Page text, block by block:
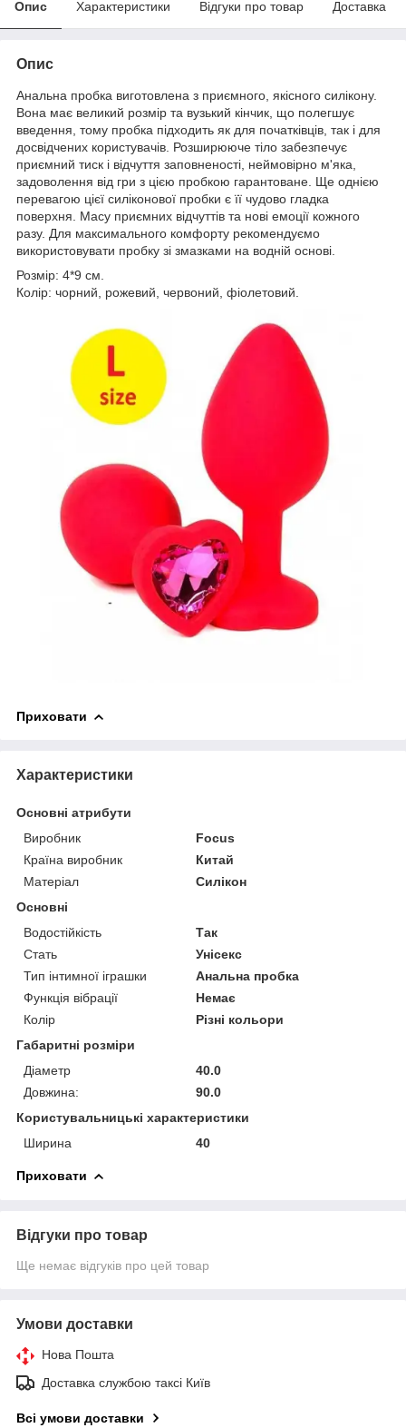
Опис Характеристики Відгуки про товар Доставка
Опис
Анальна пробка виготовлена з приємного, якісного силікону.
Вона має великий розмір та вузький кінчик, що полегшує
введення, тому пробка підходить як для початківців, так і для
досвідчених користувачів. Розширююче тіло забезпечує
приємний тиск і відчуття заповненості, неймовірно м'яка,
задоволення від гри з цією пробкою гарантоване. Ще однією
перевагою цієї силіконової пробки є її чудово гладка
поверхня. Масу приємних відчуттів та нові емоції кожного
разу. Для максимального комфорту рекомендуємо
використовувати пробку зі змазками на водній основі.
Розмір: 4*9 см.
Колір: чорний, рожевий, червоний, фіолетовий.
Приховати
Характеристики
Основні атрибути
Виробник
Focus
Країна виробник
Китай
Матеріал
Силікон
Основні
Водостійкість
Так
Стать
Унісекс
Тип інтимної іграшки
Анальна пробка
Функція вібрації
Немає
Колір
Різні кольори
Габаритні розміри
Діаметр
40.0
Довжина:
90.0
Користувальницькі характеристики
Ширина
40
Приховати
Відгуки про товар
Ще немає відгуків про цей товар
Умови доставки
Нова Пошта
Доставка службою таксі Київ
Всі умови доставки